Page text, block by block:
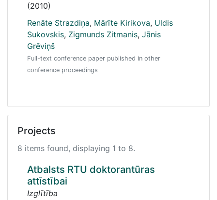
(2010)
Renāte Strazdiņa, Mārīte Kirikova, Uldis
Sukovskis, Zigmunds Zitmanis, Jānis
Grēviņš
Full-text conference paper published in other
conference proceedings
Projects
8 items found, displaying 1 to 8.
Atbalsts RTU doktorantūras
attīstībai
Izglītība